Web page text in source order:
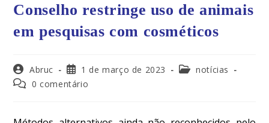
Conselho restringe uso de animais
em pesquisas com cosméticos
Abruc 1 de março de 2023
notícias
0 comentário